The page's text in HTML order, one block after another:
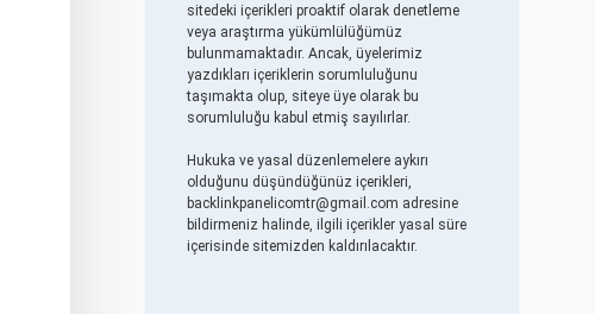
sitedeki içerikleri proaktif olarak denetleme
veya araştırma yükümlülüğümüz
bulunmamaktadır. Ancak, üyelerimiz
yazdıkları içeriklerin sorumluluğunu
taşımakta olup, siteye üye olarak bu
sorumluluğu kabul etmiş sayılırlar.
Hukuka ve yasal düzenlemelere aykırı
olduğunu düşündüğünüz içerikleri,
backlinkpanelicomtr@gmail.com adresine
bildirmeniz halinde, ilgili içerikler yasal süre
içerisinde sitemizden kaldırılacaktır.